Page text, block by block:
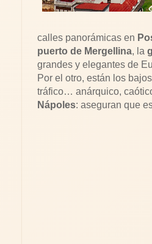
calles panorámicas en
puerto de Mergellina, la
grandes y elegantes de
Por el otro, están los
tráfico… anárquico,
Nápoles: aseguran que